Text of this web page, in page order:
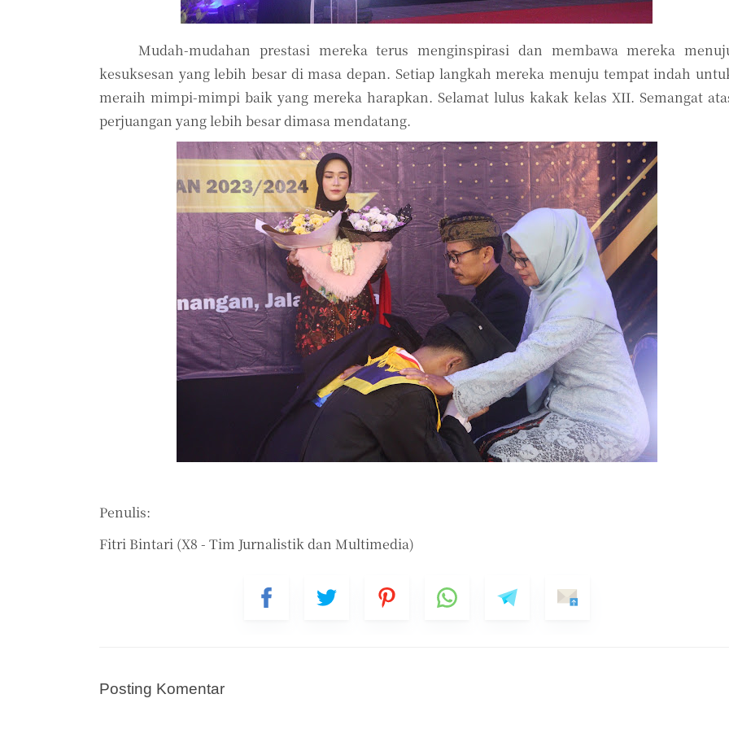
Mudah-mudahan prestasi mereka terus menginspirasi dan membawa mereka
kesuksesan yang lebih besar di masa depan. Setiap langkah mereka menuju tempat indah
meraih mimpi-mimpi baik yang mereka harapkan. Selamat lulus kakak kelas XII. Semangat
perjuangan yang lebih besar dimasa mendatang.
Penulis:
Fitri Bintari (X8 - Tim Jurnalistik dan Multimedia)
Posting Komentar